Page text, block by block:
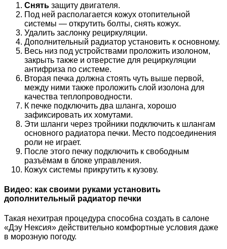
Снять защиту двигателя.
Под ней располагается кожух отопительной
системы — открутить болты, снять кожух.
Удалить заслонку рециркуляции.
Дополнительный радиатор установить к основному.
Весь низ под устройствами проложить изолоном,
закрыть также и отверстие для рециркуляции
антифриза по системе.
Вторая печка должна стоять чуть выше первой,
между ними также проложить слой изолона для
качества теплопроводности.
К печке подключить два шланга, хорошо
зафиксировать их хомутами.
Эти шланги через тройники подключить к шлангам
основного радиатора печки. Место подсоединения
роли не играет.
После этого печку подключить к свободным
разъёмам в блоке управления.
Кожух системы прикрутить к кузову.
Видео: как своими руками установить
дополнительный радиатор печки
Такая нехитрая процедура способна создать в салоне
«Дэу Нексия» действительно комфортные условия даже
в морозную погоду.